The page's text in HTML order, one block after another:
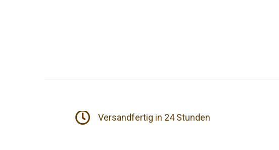
Versandfertig in 24 Stunden